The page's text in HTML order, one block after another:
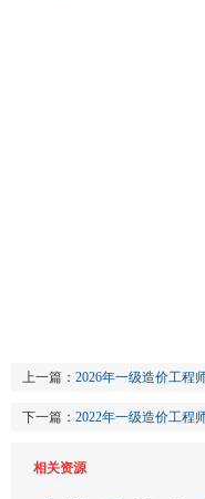
上一篇： 2026年一级造价工程
下一篇： 2022年一级造价工程
相关资源